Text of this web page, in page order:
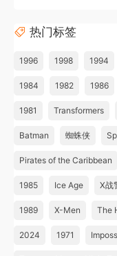
热门标签
1996 1998 1994
1984 1982 1986
1981 Transformers
Batman 蜘蛛侠
Pirates of the Caribbean
1985 Ice Age X战
1989 X-Men The
2024 1971